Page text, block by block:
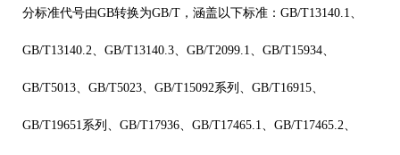
分标准代号由GB转换为GB/T ，涵盖以下标准： GB/T13140.1、
GB/T13140.2、 GB/T13140.3、 GB/T2099.1、 GB/T15934、
GB/T5013、 GB/T5023、 GB/T15092系列、 GB/T16915、
GB/T19651系列、 GB/T17936、 GB/T17465.1、 GB/T17465.2、